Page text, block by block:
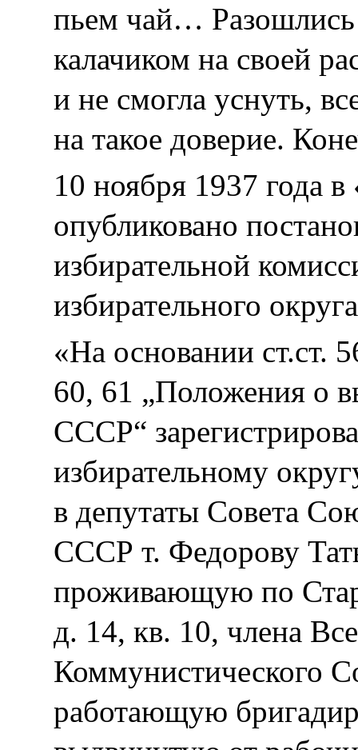
пьем чай…
калачиком на своей
и не смогла уснуть,
на такое доверие.
10 ноября 1937 года
опубликовано
избирательной
избирательного
«На основании ст.ст.
60, 61 „Положения о
СССР“
избирательному
в депутаты Совета
СССР т. Федорову
проживающую по
д. 14, кв. 10, члена
Коммунистического
работающую